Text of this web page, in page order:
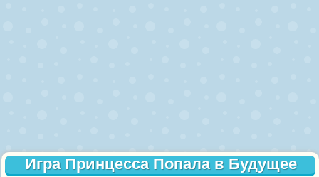
Игра Принцесса Попала в Будущее